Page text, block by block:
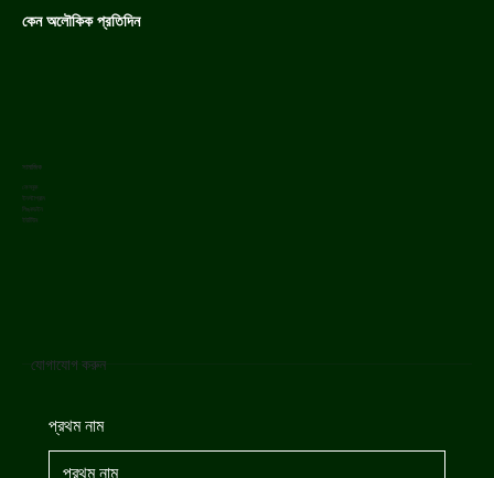
যোগাযোগ করুন
প্রথম নাম
কেন অলৌকিক প্রতিদিন
সামাজিক
ফেসবুক
ইনস্টাগ্রাম
লিঙ্কডইন
ইউটিউব